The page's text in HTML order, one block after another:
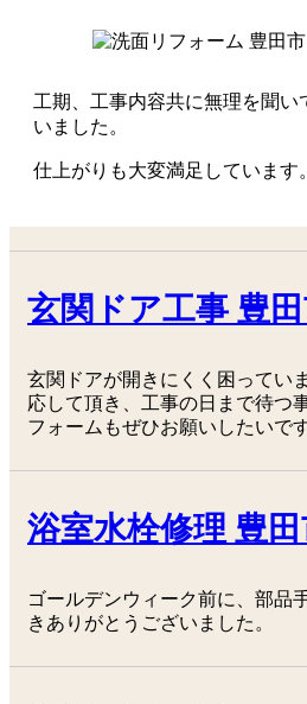
工期、工事内容共に無理を聞い
いました。
仕上がりも大変満足しています。
玄関ドア工事 豊
玄関ドアが開きにくく困ってい
応して頂き、工事の日まで待つ
フォームもぜひお願いしたいです
浴室水栓修理 豊
ゴールデンウィーク前に、部品
きありがとうございました。